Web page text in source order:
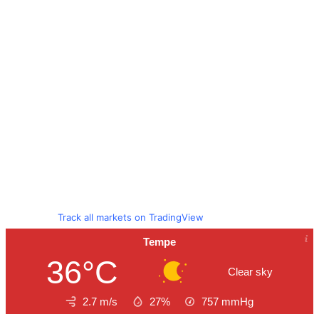
Track all markets on TradingView
Tempe
36°C Clear sky
2.7 m/s 27% 757 mmHg